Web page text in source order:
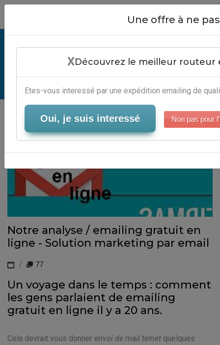
Emailing Gratuit En Ligne -
Plateforme Marketing 2.0
Serveur-Emailing
Notre analyse / emailing gratuit en
ligne - Solution marketing par email
77
Un voyage dans le temps : comment
les gens parlaient de emailing
gratuit en ligne il y a 20 ans.
Cela devrait vous donner envoi de mail telnet quelques
Close
Une offre à ne
XDécouvrez le meilleur routeur
Etes-vous interessé par une expédition emailing de
Oui, je suis interessé Non pas pour